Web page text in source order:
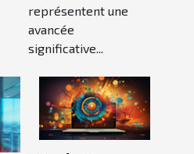
représentent une
avancée
significative...